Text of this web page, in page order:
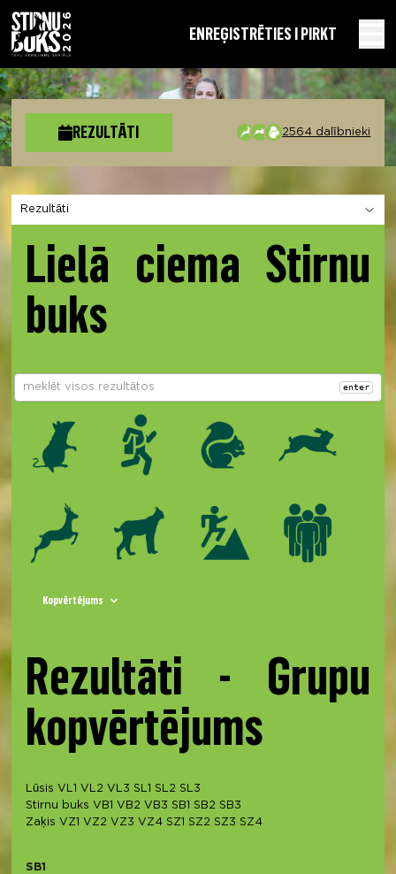
ENREĢISTRĒTIES I PIRKT
REZULTĀTI 2564 dalībnieki
Izvēlies sadaļu
Lielā ciema Stirnu
buks
enter
Kopvērtējums
Rezultāti - Grupu
kopvērtējums
Lūsis VL1 VL2 VL3 SL1 SL2 SL3
Stirnu buks VB1 VB2 VB3 SB1 SB2 SB3
Zaķis VZ1 VZ2 VZ3 VZ4 SZ1 SZ2 SZ3 SZ4
SB1